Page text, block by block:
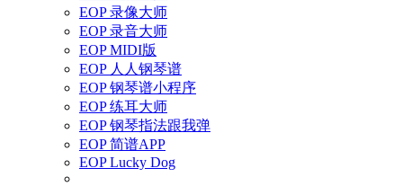
EOP 录像大师
EOP 录音大师
EOP MIDI版
EOP 人人钢琴谱
EOP 钢琴谱小程序
EOP 练耳大师
EOP 钢琴指法跟我弹
EOP 简谱APP
EOP Lucky Dog